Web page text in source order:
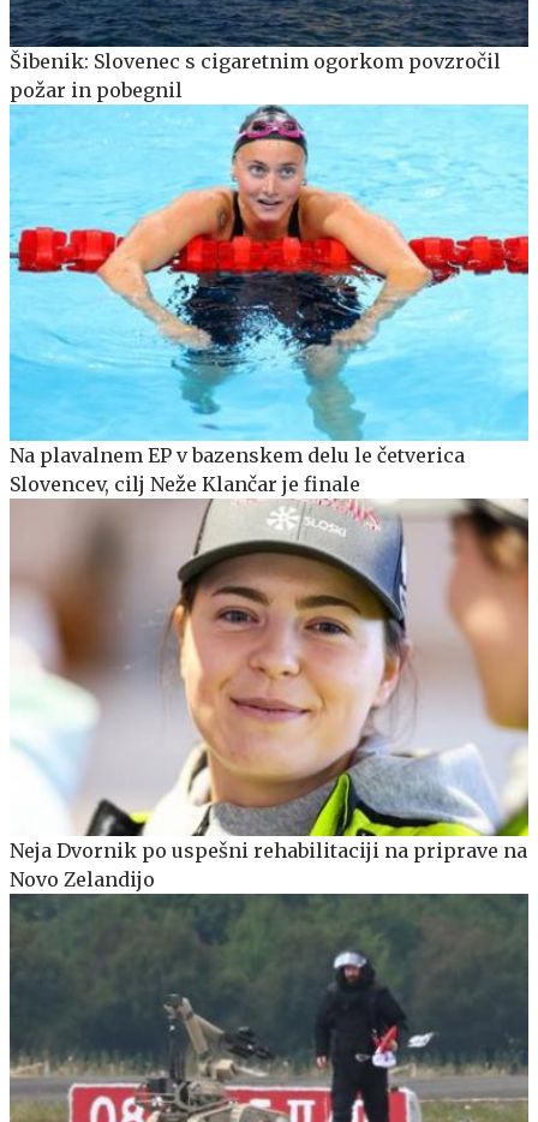
Šibenik: Slovenec s cigaretnim ogorkom povzročil
požar in pobegnil
Na plavalnem EP v bazenskem delu le četverica
Slovencev, cilj Neže Klančar je finale
Neja Dvornik po uspešni rehabilitaciji na priprave na
Novo Zelandijo